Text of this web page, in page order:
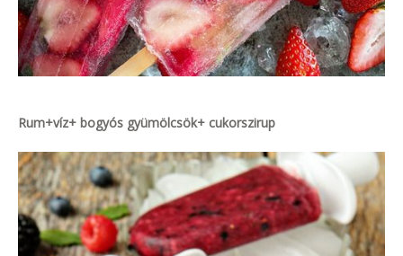
Rum+víz+ bogyós gyümölcsök+ cukorszirup